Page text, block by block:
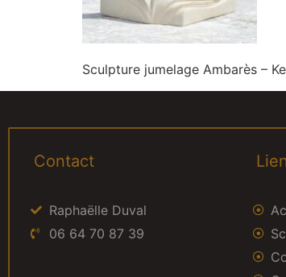
Sculpture jumelage Ambarès –
Contact
Raphaëlle Duval
06 64 70 87 39